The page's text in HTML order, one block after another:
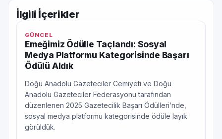
İlgili İçerikler
GÜNCEL
Emeğimiz Ödülle Taçlandı: Sosyal
Medya Platformu Kategorisinde Başarı
Ödülü Aldık
Doğu Anadolu Gazeteciler Cemiyeti ve Doğu
Anadolu Gazeteciler Federasyonu tarafından
düzenlenen 2025 Gazetecilik Başarı Ödülleri’nde,
sosyal medya platformu kategorisinde ödüle layık
görüldük.